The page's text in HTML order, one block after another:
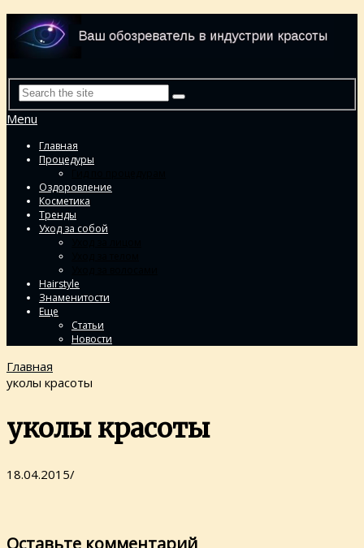
Menu
Главная
Процедуры
Оздоровление
Косметика
Тренды
Уход за собой
Hairstyle
Знаменитости
Еще
Статьи
Новости
Главная
уколы красоты
уколы красоты
18.04.2015/
Оставьте комментарий